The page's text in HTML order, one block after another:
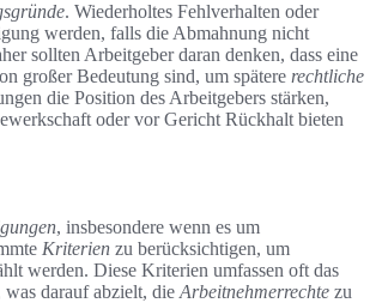
. Wiederholtes Fehlverhalten oder
werden, falls die Abmahnung nicht
sollten Arbeitgeber daran denken, dass eine
großer Bedeutung sind, um spätere rechtliche
die Position des Arbeitgebers stärken,
oder vor Gericht Rückhalt bieten
, insbesondere wenn es um
Kriterien zu berücksichtigen, um
werden. Diese Kriterien umfassen oft das
darauf abzielt, die Arbeitnehmerrechte zu